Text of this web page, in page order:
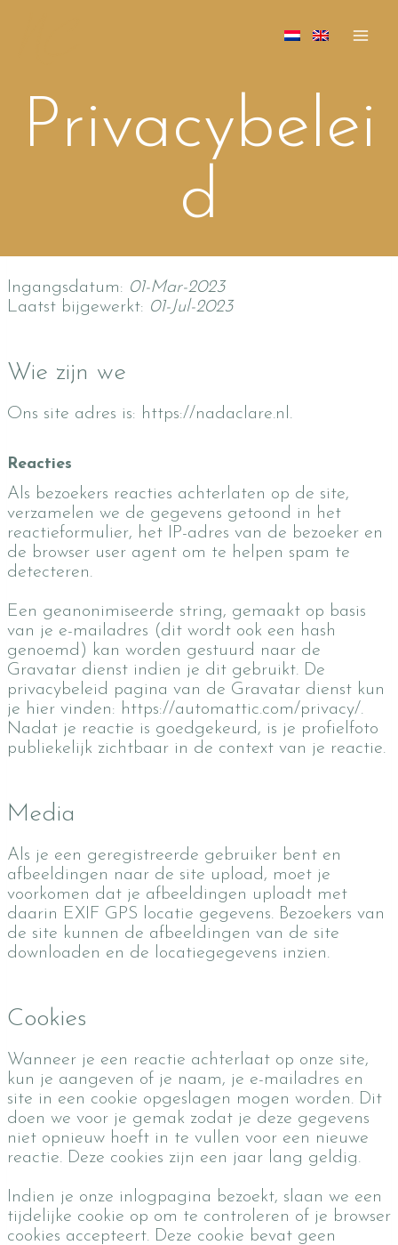
Privacybelei
d
Ingangsdatum: 01-Mar-2023
Laatst bijgewerkt: 01-Jul-2023
Wie zijn we
Ons site adres is: https://nadaclare.nl.
Reacties
Als bezoekers reacties achterlaten op de site,
verzamelen we de gegevens getoond in het
reactieformulier, het IP-adres van de bezoeker en
de browser user agent om te helpen spam te
detecteren.
Een geanonimiseerde string, gemaakt op basis
van je e-mailadres (dit wordt ook een hash
genoemd) kan worden gestuurd naar de
Gravatar dienst indien je dit gebruikt. De
privacybeleid pagina van de Gravatar dienst kun
je hier vinden: https://automattic.com/privacy/.
Nadat je reactie is goedgekeurd, is je profielfoto
publiekelijk zichtbaar in de context van je reactie.
Media
Als je een geregistreerde gebruiker bent en
afbeeldingen naar de site upload, moet je
voorkomen dat je afbeeldingen uploadt met
daarin EXIF GPS locatie gegevens. Bezoekers van
de site kunnen de afbeeldingen van de site
downloaden en de locatiegegevens inzien.
Cookies
Wanneer je een reactie achterlaat op onze site,
kun je aangeven of je naam, je e-mailadres en
site in een cookie opgeslagen mogen worden. Dit
doen we voor je gemak zodat je deze gegevens
niet opnieuw hoeft in te vullen voor een nieuwe
reactie. Deze cookies zijn een jaar lang geldig.
Indien je onze inlogpagina bezoekt, slaan we een
tijdelijke cookie op om te controleren of je browser
cookies accepteert. Deze cookie bevat geen